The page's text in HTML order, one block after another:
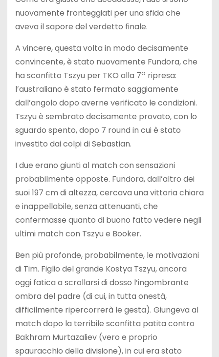
nuovamente fronteggiati per una sfida che
aveva il sapore del verdetto finale.
A vincere, questa volta in modo decisamente
convincente, è stato nuovamente Fundora, che
ha sconfitto Tszyu per TKO alla 7a ripresa:
l’australiano è stato fermato saggiamente
dall’angolo dopo averne verificato le condizioni.
Tszyu è sembrato decisamente provato, con lo
sguardo spento, dopo 7 round in cui è stato
investito dai colpi di Sebastian.
I due erano giunti al match con sensazioni
probabilmente opposte. Fundora, dall’altro dei
suoi 197 cm di altezza, cercava una vittoria chiara
e inappellabile, senza attenuanti, che
confermasse quanto di buono fatto vedere negli
ultimi match con Tszyu e Booker.
Ben più profonde, probabilmente, le motivazioni
di Tim. Figlio del grande Kostya Tszyu, ancora
oggi fatica a scrollarsi di dosso l’ingombrante
ombra del padre (di cui, in tutta onestà,
difficilmente ripercorrerà le gesta). Giungeva al
match dopo la terribile sconfitta patita contro
Bakhram Murtazaliev (vero e proprio
spauracchio della divisione), in cui era stato